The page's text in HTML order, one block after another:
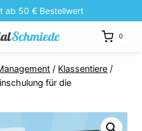
ab 50 € Bestellwert
0
/ Klassentiere /
für die